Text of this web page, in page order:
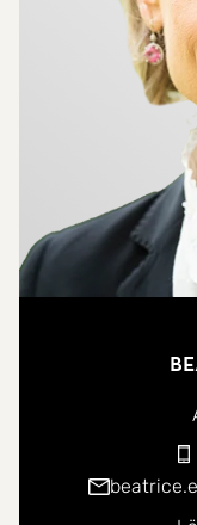
förskola och bad
tar det 9 minuter